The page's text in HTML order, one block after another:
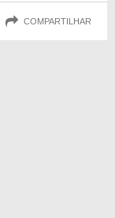
COMPARTILHAR